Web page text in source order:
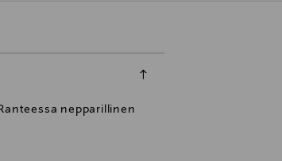
nepparillinen